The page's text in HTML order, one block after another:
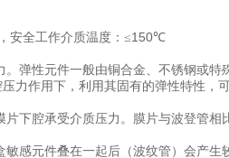
，安全工作介质温度：≤150℃
弹性元件一般由铜合金、不锈钢或特
力作用下，利用其固有的弹性特性，
下腔承受介质压力。膜片与波登管
感元件叠在一起后（波纹管）会产